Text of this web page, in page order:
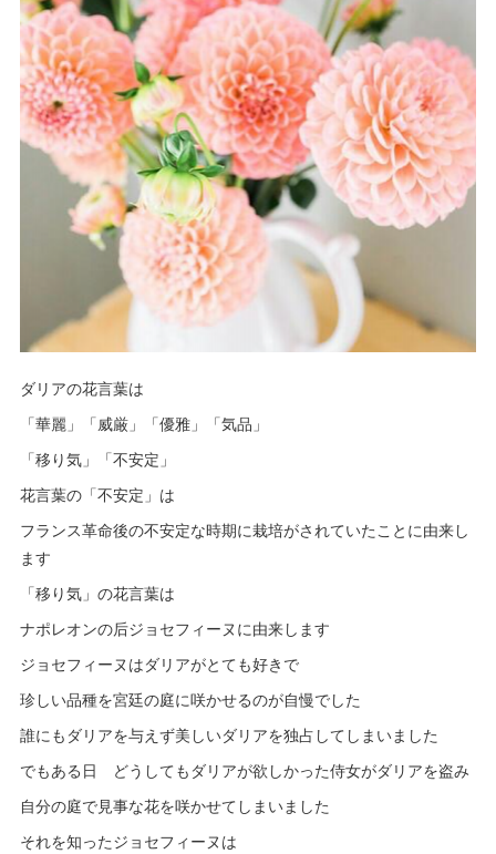
ダリアの花言葉は
「華麗」「威厳」「優雅」「気品」
「移り気」「不安定」
花言葉の「不安定」は
フランス革命後の不安定な時期に栽培がされていたことに由来し
ます
「移り気」の花言葉は
ナポレオンの后ジョセフィーヌに由来します
ジョセフィーヌはダリアがとても好きで
珍しい品種を宮廷の庭に咲かせるのが自慢でした
誰にもダリアを与えず美しいダリアを独占してしまいました
でもある日 どうしてもダリアが欲しかった侍女がダリアを盗み
自分の庭で見事な花を咲かせてしまいました
それを知ったジョセフィーヌは